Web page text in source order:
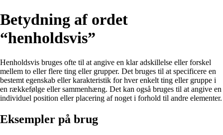
Betydning af ordet
“henholdsvis”
Henholdsvis bruges ofte til at angive en klar adskillelse eller forskel
mellem to eller flere ting eller grupper. Det bruges til at specificere en
bestemt egenskab eller karakteristik for hver enkelt ting eller gruppe i
en rækkefølge eller sammenhæng. Det kan også bruges til at angive en
individuel position eller placering af noget i forhold til andre elementer.
Eksempler på brug